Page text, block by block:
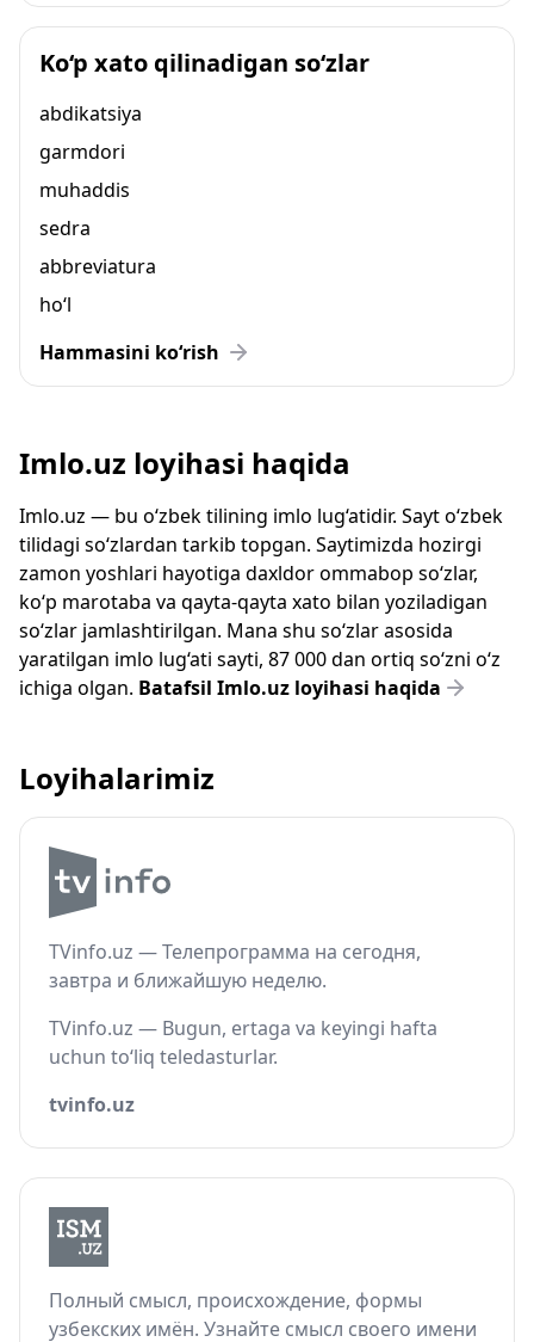
Ko‘p xato qilinadigan so‘zlar
abdikatsiya
garmdori
muhaddis
sedra
abbreviatura
ho‘l
Hammasini ko‘rish
Imlo.uz loyihasi haqida
Imlo.uz — bu o‘zbek tilining imlo lug‘atidir. Sayt o‘zbek
tilidagi so‘zlardan tarkib topgan. Saytimizda hozirgi
zamon yoshlari hayotiga daxldor ommabop so‘zlar,
ko‘p marotaba va qayta-qayta xato bilan yoziladigan
so‘zlar jamlashtirilgan. Mana shu so‘zlar asosida
yaratilgan imlo lug‘ati sayti, 87 000 dan ortiq so‘zni o‘z
ichiga olgan. Batafsil Imlo.uz loyihasi haqida
Loyihalarimiz
TVinfo.uz — Телепрограмма на сегодня,
завтра и ближайшую неделю.
TVinfo.uz — Bugun, ertaga va keyingi hafta
uchun to‘liq teledasturlar.
tvinfo.uz
Полный смысл, происхождение, формы
узбекских имён. Узнайте смысл своего имени